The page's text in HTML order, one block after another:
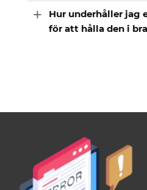
Hur underhåller jag
för att hålla den i